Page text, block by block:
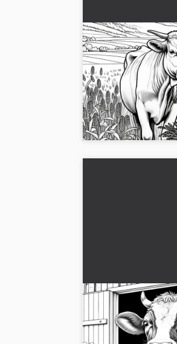
Kvæg bliver
landmanden på
Detaljeret
Find det gratis
bliver klappet af en
det nu og vær kreativ
farvelægningen!...
Kuh kigger ud
Malerskabel til
(Gratis)
Design dit kreative